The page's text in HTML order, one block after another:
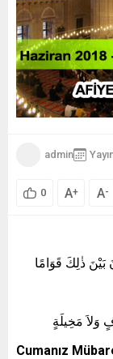
admin
0 A+ A-
وَلاَ مَخِيلَةٍ
Cumanız